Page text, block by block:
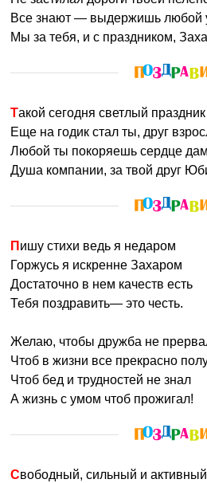
Все знают — выдержишь любой
Мы за тебя, и с праздником,
Такой сегодня светлый
Еще на годик стал ты, друг
Любой ты покоряешь сердце
Душа компании, за твой друг
Пишу стихи ведь я недаром
Горжусь я искренне Захаром
Достаточно в нем качеств есть
Тебя поздравить— это честь.
Желаю, чтобы дружба не
Чтоб в жизни все прекрасно
Чтоб бед и трудностей не знал
А жизнь с умом чтоб прожигал!
Свободный, сильный и